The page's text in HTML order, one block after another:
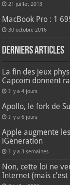
21 juillet 2013
MacBook Pro : 1
30 octobre 2016
Derniers articles
La fin des jeux
Capcom donnent
Il y a 4 jours
Apollo, le fork de
Il y a 6 jours
Apple augmente
iGeneration
Il y a 3 semaines
Non, cette loi ne
Internet (mais